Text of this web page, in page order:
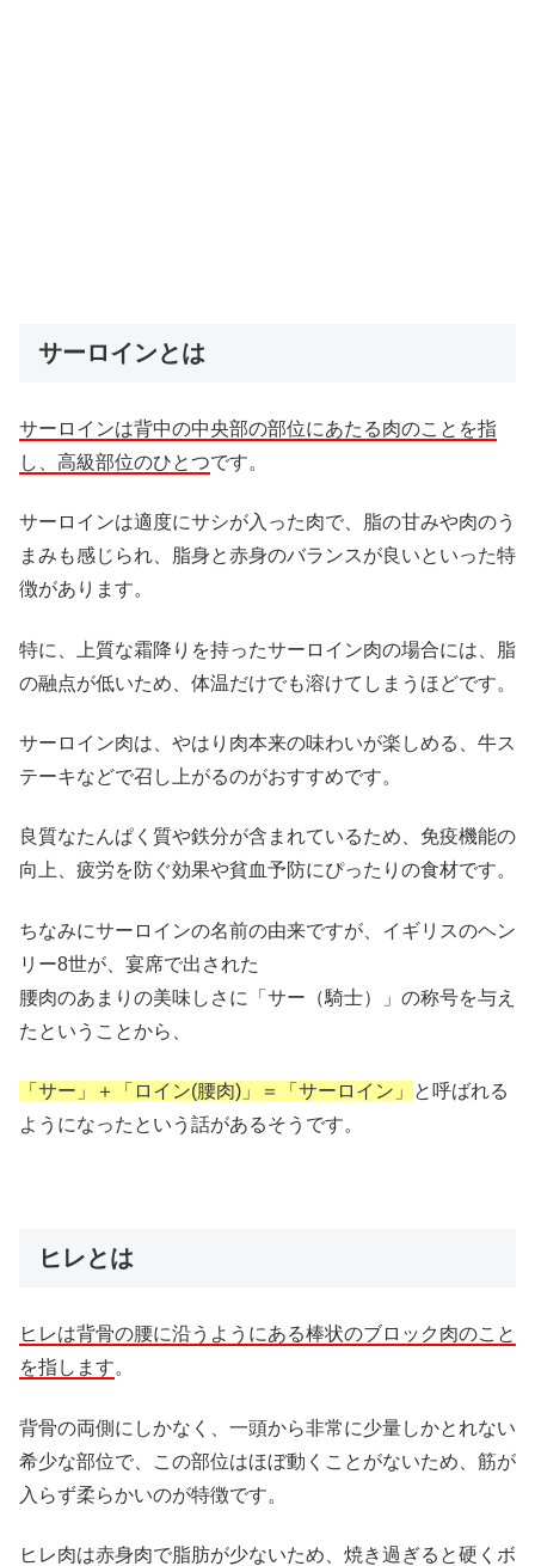
サーロインとは
サーロインは背中の中央部の部位にあたる肉のことを指
し、 高級部位のひとつです。
サーロインは適度にサシが入った肉で、
脂の甘みや肉のう
まみも感じられ、脂身と赤身のバランスが良いといった特
徴があります。
特に、上質な霜降りを持ったサーロイン肉の場合には、脂
の融点が低いため、体温だけでも溶けてしまうほどです。
サーロイン肉は、やはり肉本来の味わいが楽しめる、牛ス
テーキなどで召し上がるのがおすすめです。
良質なたんぱく質や鉄分が含まれているため、免疫機能の
向上、疲労を防ぐ効果や貧血予防にぴったりの食材です。
ちなみにサーロインの名前の由来ですが、イギリスのヘン
リー8世が、宴席で出された
腰肉のあまりの美味しさに「サー（騎士）」の称号を与え
たということから、
「サー」＋「ロイン(腰肉)」＝「サーロイン」
と呼ばれる
ようになったという話があるそうです。
ヒレとは
ヒレは背骨の腰に沿うようにある棒状のブロック肉のこと
を指します。
背骨の両側にしかなく、一頭から非常に少量しかとれない
希少な部位で、この部位はほぼ動くことがないため、筋が
入らず柔らかいのが特徴です。
ヒレ肉は赤身肉で脂肪が少ないため、焼き過ぎると硬くボ